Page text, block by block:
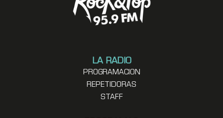
LA RADIO
PROGRAMACION
REPETIDORAS
STAFF